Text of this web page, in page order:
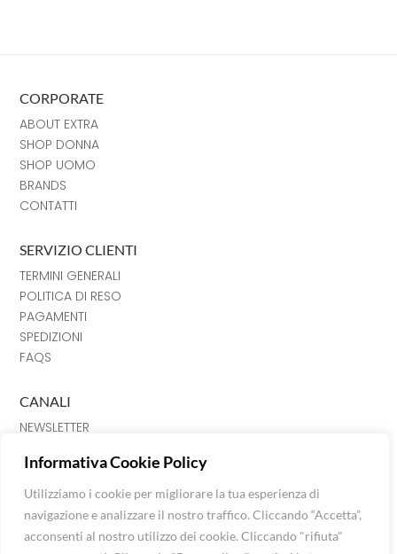
Informativa Cookie Policy
Utilizziamo i cookie per migliorare la tua esperienza di
navigazione e analizzare il nostro traffico. Cliccando “Accetta”,
acconsenti al nostro utilizzo dei cookie. Cliccando "rifiuta"
CORPORATE
ABOUT EXTRA
SHOP DONNA
SHOP UOMO
BRANDS
CONTATTI
SERVIZIO CLIENTI
TERMINI GENERALI
POLITICA DI RESO
PAGAMENTI
SPEDIZIONI
FAQS
CANALI
NEWSLETTER
FACEBOOK
CHAT
Luna Srl © Extra Fashion Stores 2026